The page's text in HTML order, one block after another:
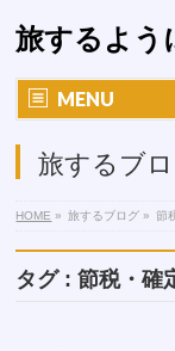
旅するよう
MENU
旅するブ
HOME » 旅するブログ » 節
タグ : 節税・確